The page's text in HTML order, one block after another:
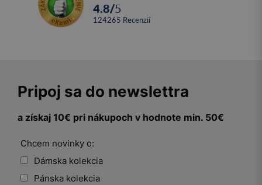
4.8/5
124265 recenzií
Pripoj sa do newslettra
a získaj 10€ pri nákupoch v hodnote min. 50€
Chcem novinky o:
Dámska kolekcia
Pánska kolekcia